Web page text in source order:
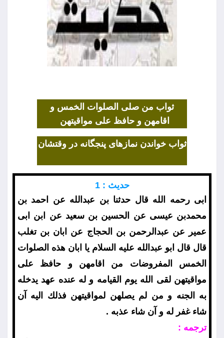
ثواب من صلى الصلوات الخمس و
اقامهن و حافظ على مواقيتهن
ثواب خواندن نمازهاى پنجگانه در وقتشان
حديث : 1
ابى رحمه الله قال حدثنا بن عبدالله عن احمد بن
محمدبن عيسى عن الحسين بن سعيد عن ابن ابى
عمير عن عبدالرحمن بن الحجاج عن ابان بن تغلب
قال قال ابو عبدالله عليه السلام يا ابان هذه الصلوات
الخمس المفروضات من اقامهن و حافظ على
مواقيتهن لقى الله يوم القيامه و له عنده عهد يدخله
به الجنه و من لم يصلهن لمواقيتهن فذلك اليه آن
شاء غفر له و آن شاء عذبه .
ترجمه :